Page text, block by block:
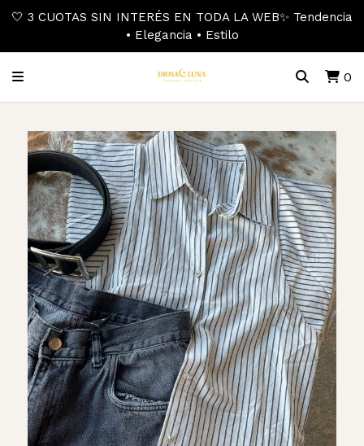
🤍 3 CUOTAS SIN INTERÉS EN TODA LA WEB✨ Tendencia
• Elegancia • Estilo
0